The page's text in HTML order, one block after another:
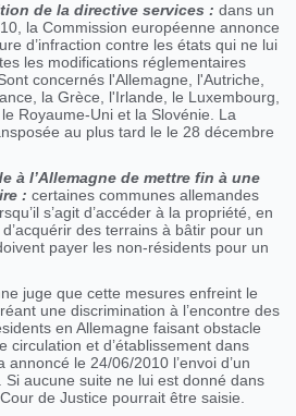
de la directive services : dans un
la Commission européenne annonce
d’infraction contre les états qui ne lui
les modifications réglementaires
concernés l'Allemagne, l'Autriche,
la Grèce, l'Irlande, le Luxembourg,
Royaume-Uni et la Slovénie. La
au plus tard le le 28 décembre
à l’Allemagne de mettre fin à une
: certaines communes allemandes
s’agit d’accéder à la propriété, en
des terrains à bâtir pour un
payer les non-résidents pour un
juge que cette mesures enfreint le
une discrimination à l’encontre des
en Allemagne faisant obstacle
circulation et d’établissement dans
annoncé le 24/06/2010 l’envoi d’un
Si aucune suite ne lui est donné dans
de Justice pourrait être saisie.